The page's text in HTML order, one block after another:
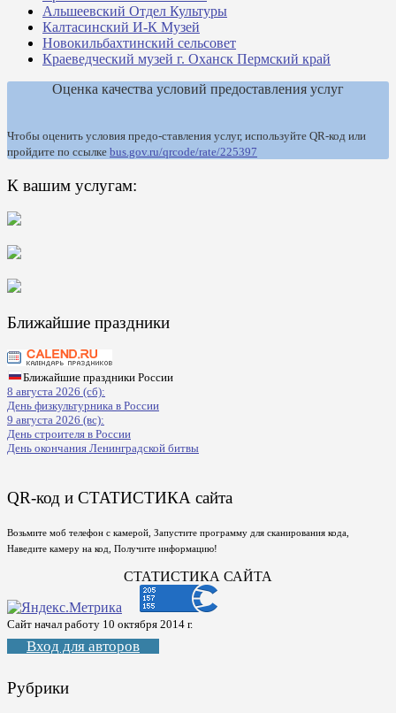
Альшеевский Отдел Культуры
Калтасинский И-К Музей
Новокильбахтинский сельсовет
Краеведческий музей г. Оханск Пермский край
Оценка качества условий предоставления услуг
Чтобы оценить условия предо-ставления услуг, используйте QR-код или
пройдите по ссылке bus.gov.ru/qrcode/rate/225397
К вашим услугам:
Ближайшие праздники
Ближайшие праздники России
8 августа 2026 (сб):
День физкультурника в России
9 августа 2026 (вс):
День строителя в России
День окончания Ленинградской битвы
QR-код и СТАТИСТИКА сайта
Возьмите моб телефон с камерой, Запустите программу для сканирования кода,
Наведите камеру на код, Получите информацию!
СТАТИСТИКА САЙТА
Сайт начал работу 10 октября 2014 г.
Вход для авторов
Рубрики